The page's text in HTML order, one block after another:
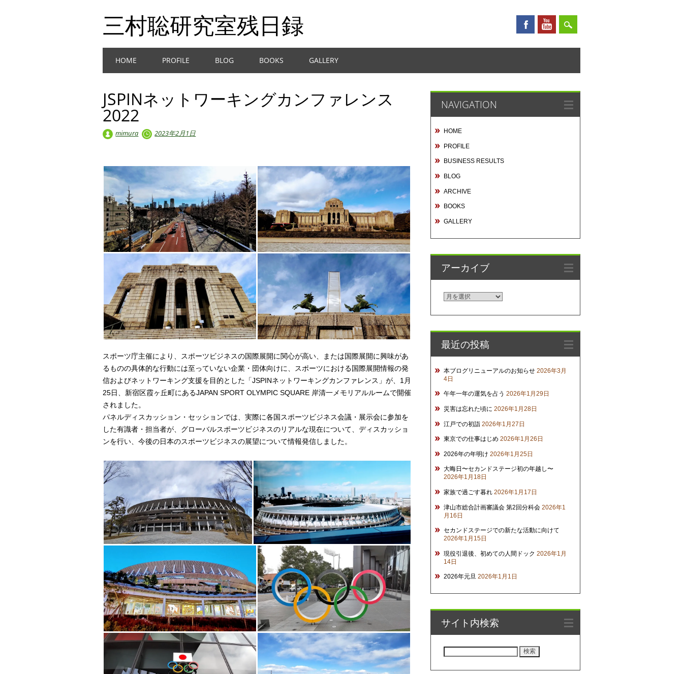
三村聡研究室残日録
Main menu
HOME PROFILE BLOG BOOKS GALLERY
JSPINネットワーキングカンファレンス
2022
mimura 2023年2月1日
スポーツ庁主催により、スポーツビジネスの国際展開に関心が高い、または国際展開に興味があ
るものの具体的な行動には至っていない企業・団体向けに、スポーツにおける国際展開情報の発
信およびネットワーキング支援を目的とした「JSPINネットワーキングカンファレンス」が、1月
25日、新宿区霞ヶ丘町にあるJAPAN SPORT OLYMPIC SQUARE 岸清一メモリアルルームで開催
されました。
パネルディスカッション・セッションでは、実際に各国スポーツビジネス会議・展示会に参加を
した有識者・担当者が、グローバルスポーツビジネスのリアルな現在について、ディスカッショ
ンを行い、今後の日本のスポーツビジネスの展望について情報発信しました。
NAVIGATION
HOME
PROFILE
BUSINESS RESULTS
BLOG
ARCHIVE
BOOKS
GALLERY
アーカイブ
ア
イ
ブ
最近の投稿
本ブログリニューアルのお知らせ 2026年3月
4日
午年一年の運気を占う 2026年1月29日
災害は忘れた頃に 2026年1月28日
江戸での初詣 2026年1月27日
東京での仕事はじめ 2026年1月26日
2026年の年明け 2026年1月25日
大晦日〜セカンドステージ初の年越し〜
2026年1月18日
家族で過ごす暮れ 2026年1月17日
津山市総合計画審議会 第2回分科会 2026年1
月16日
セカンドステージでの新たな活動に向けて
2026年1月15日
現役引退後、初めての人間ドック 2026年1月
14日
2026年元旦 2026年1月1日
サイト内検索